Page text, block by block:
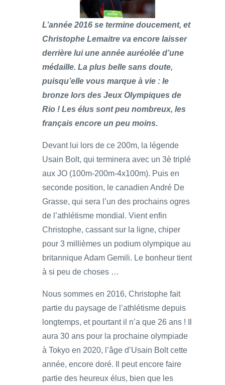
L’année 2016 se termine doucement, et
Christophe Lemaitre va encore laisser
derrière lui une année auréolée d’une
médaille. La plus belle sans doute,
puisqu’elle vous marque à vie : le
bronze lors des Jeux Olympiques de
Rio ! Les élus sont peu nombreux, les
français encore un peu moins.
Devant lui lors de ce 200m, la légende
Usain Bolt, qui terminera avec un 3è triplé
aux JO (100m-200m-4x100m). Puis en
seconde position, le canadien André De
Grasse, qui sera l’un des prochains ogres
de l’athlétisme mondial. Vient enfin
Christophe, cassant sur la ligne, chiper
pour 3 millièmes un podium olympique au
britannique Adam Gemili. Le bonheur tient
à si peu de choses …
Nous sommes en 2016, Christophe fait
partie du paysage de l’athlétisme depuis
longtemps, et pourtant il n’a que 26 ans ! Il
aura 30 ans pour la prochaine olympiade
à Tokyo en 2020, l’âge d’Usain Bolt cette
année, encore doré. Il peut encore faire
partie des heureux élus, bien que les